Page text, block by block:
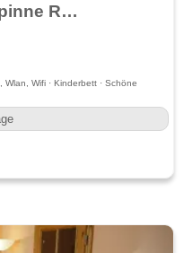
Ferienwohnung Meerspinne Ruppertsberg
Wifi · Kinderbett · Schöne